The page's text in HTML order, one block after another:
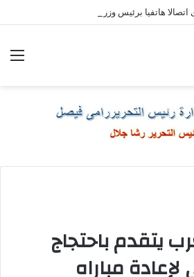
هاتفيا برئيس وزراء اليونان
يتقدم باحتجاج
مباراه